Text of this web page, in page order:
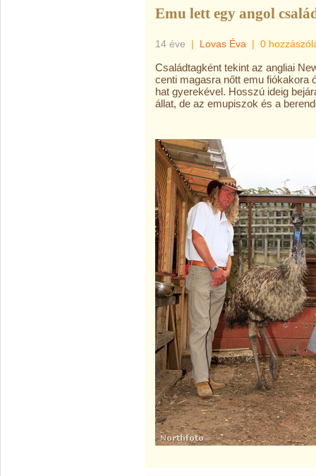
Emu lett egy angol
14 éve | Lovas Éva | 0
Családtagként tekint az angliai
centi magasra nőtt emu fiókakora
hat gyerekével. Hosszú ideig
állat, de az emupiszok és a